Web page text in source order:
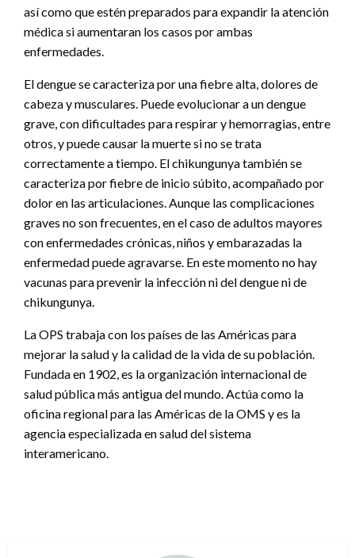
así como que estén preparados para expandir la atención
médica si aumentaran los casos por ambas
enfermedades.
El dengue se caracteriza por una fiebre alta, dolores de
cabeza y musculares. Puede evolucionar a un dengue
grave, con dificultades para respirar y hemorragias, entre
otros, y puede causar la muerte si no se trata
correctamente a tiempo. El chikungunya también se
caracteriza por fiebre de inicio súbito, acompañado por
dolor en las articulaciones. Aunque las complicaciones
graves no son frecuentes, en el caso de adultos mayores
con enfermedades crónicas, niños y embarazadas la
enfermedad puede agravarse. En este momento no hay
vacunas para prevenir la infección ni del dengue ni de
chikungunya.
La OPS trabaja con los países de las Américas para
mejorar la salud y la calidad de la vida de su población.
Fundada en 1902, es la organización internacional de
salud pública más antigua del mundo. Actúa como la
oficina regional para las Américas de la OMS y es la
agencia especializada en salud del sistema
interamericano.